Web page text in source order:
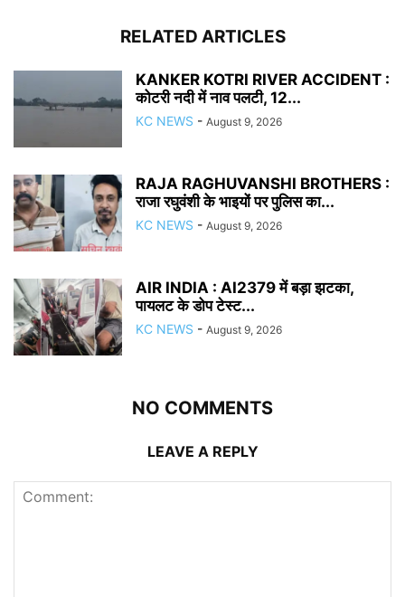
RELATED ARTICLES
KANKER KOTRI RIVER ACCIDENT :
कोटरी नदी में नाव पलटी, 12...
KC NEWS - August 9, 2026
RAJA RAGHUVANSHI BROTHERS :
राजा रघुवंशी के भाइयों पर पुलिस का...
KC NEWS - August 9, 2026
AIR INDIA : AI2379 में बड़ा झटका,
पायलट के डोप टेस्ट...
KC NEWS - August 9, 2026
NO COMMENTS
LEAVE A REPLY